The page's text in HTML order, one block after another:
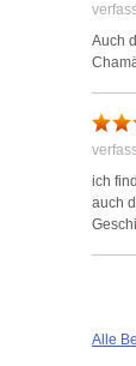
Auch
ich
auch
Alle